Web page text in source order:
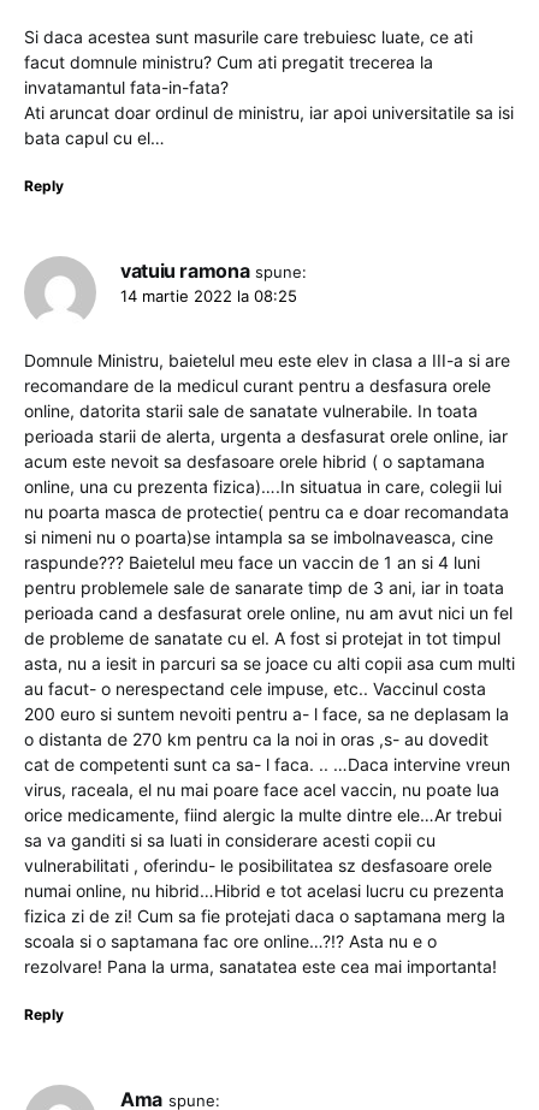
Si daca acestea sunt masurile care trebuiesc luate, ce ati
facut domnule ministru? Cum ati pregatit trecerea la
invatamantul fata-in-fata?
Ati aruncat doar ordinul de ministru, iar apoi universitatile sa isi
bata capul cu el…
Reply
vatuiu ramona spune:
14 martie 2022 la 08:25
Domnule Ministru, baietelul meu este elev in clasa a III-a si are
recomandare de la medicul curant pentru a desfasura orele
online, datorita starii sale de sanatate vulnerabile. In toata
perioada starii de alerta, urgenta a desfasurat orele online, iar
acum este nevoit sa desfasoare orele hibrid ( o saptamana
online, una cu prezenta fizica)….In situatua in care, colegii lui
nu poarta masca de protectie( pentru ca e doar recomandata
si nimeni nu o poarta)se intampla sa se imbolnaveasca, cine
raspunde??? Baietelul meu face un vaccin de 1 an si 4 luni
pentru problemele sale de sanarate timp de 3 ani, iar in toata
perioada cand a desfasurat orele online, nu am avut nici un fel
de probleme de sanatate cu el. A fost si protejat in tot timpul
asta, nu a iesit in parcuri sa se joace cu alti copii asa cum multi
au facut- o nerespectand cele impuse, etc.. Vaccinul costa
200 euro si suntem nevoiti pentru a- l face, sa ne deplasam la
o distanta de 270 km pentru ca la noi in oras ,s- au dovedit
cat de competenti sunt ca sa- l faca. .. …Daca intervine vreun
virus, raceala, el nu mai poare face acel vaccin, nu poate lua
orice medicamente, fiind alergic la multe dintre ele…Ar trebui
sa va ganditi si sa luati in considerare acesti copii cu
vulnerabilitati , oferindu- le posibilitatea sz desfasoare orele
numai online, nu hibrid…Hibrid e tot acelasi lucru cu prezenta
fizica zi de zi! Cum sa fie protejati daca o saptamana merg la
scoala si o saptamana fac ore online…?!? Asta nu e o
rezolvare! Pana la urma, sanatatea este cea mai importanta!
Reply
Ama spune: